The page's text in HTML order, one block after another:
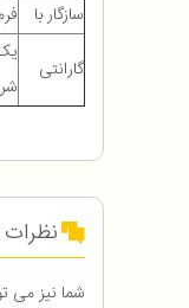
سازگار با
گارانتی
نظرات
شما نیز می